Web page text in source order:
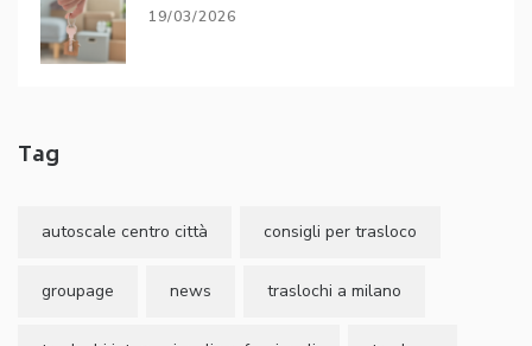
19/03/2026
Tag
autoscale centro città consigli per trasloco
groupage news traslochi a milano